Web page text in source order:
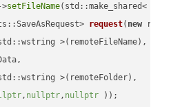
setFileName(std::make_shared<
request( new
>(remoteFileName),
>(remoteFolder),
, nullptr, nullptr ))